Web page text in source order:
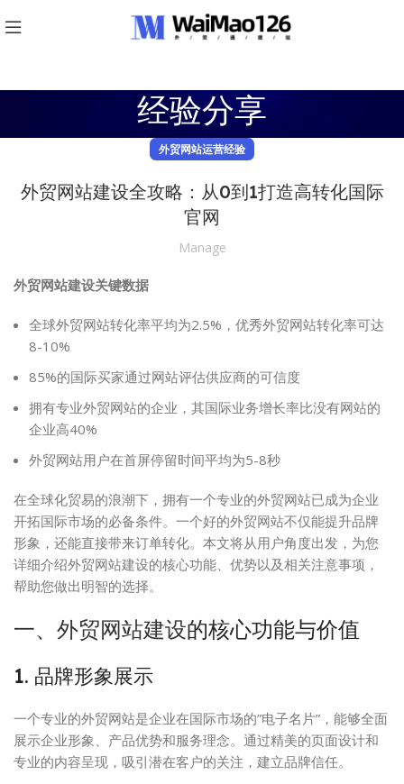
经验分享
外贸网站运营经验
外贸网站建设全攻略：从0到1打造高转化国际
官网
Manage
外贸网站建设关键数据
全球外贸网站转化率平均为2.5%，优秀外贸网站转化率可达
8-10%
85%的国际买家通过网站评估供应商的可信度
拥有专业外贸网站的企业，其国际业务增长率比没有网站的
企业高40%
外贸网站用户在首屏停留时间平均为5-8秒
在全球化贸易的浪潮下，拥有一个专业的外贸网站已成为企业
开拓国际市场的必备条件。一个好的外贸网站不仅能提升品牌
形象，还能直接带来订单转化。本文将从用户角度出发，为您
详细介绍外贸网站建设的核心功能、优势以及相关注意事项，
帮助您做出明智的选择。
一、 外贸网站建设的核心功能与价值
1. 品牌形象展示
一个专业的外贸网站是企业在国际市场的”电子名片”，能够全面
展示企业形象、产品优势和服务理念。通过精美的页面设计和
专业的内容呈现，吸引潜在客户的关注，建立品牌信任。